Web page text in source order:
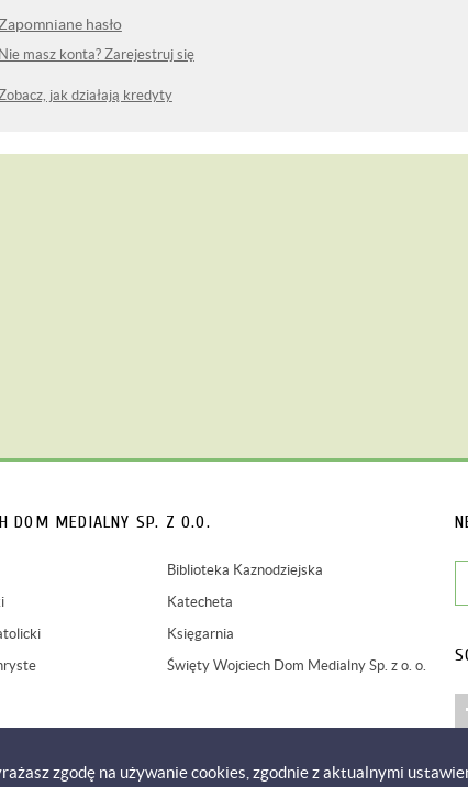
Zapomniane hasło
Nie masz konta? Zarejestruj się
jak działają kredyty
DOM MEDIALNY SP. Z O.O.
Biblioteka Kaznodziejska
Katecheta
Księgarnia
Święty Wojciech Dom Medialny Sp. z o. o.
zgodę na używanie cookies, zgodnie z aktualnymi